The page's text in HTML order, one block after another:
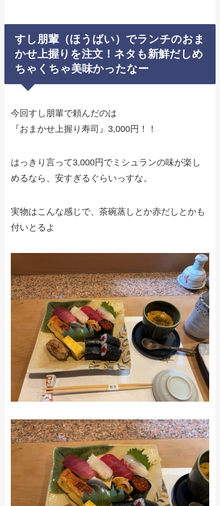
すし朋輩（ほうばい）でランチのおま
かせ上握りを注文！ネタも新鮮だしめ
ちゃくちゃ美味かったなー
今回すし朋輩で頼んだのは
『おまかせ上握り寿司』3,000円！！
はっきり言って3,000円でミシュランの味が楽し
めるなら、安すぎるぐらいっすな。
実物はこんな感じで、茶碗蒸しとか赤だしとかも
付いとるよ